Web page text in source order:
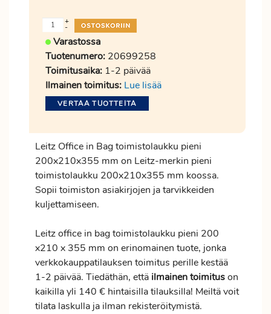
-
+
Varastossa
Tuotenumero: 20699258
Toimitusaika: 1-2 päivää
Ilmainen toimitus: Lue lisää
VERTAA TUOTTEITA
Leitz Office in Bag toimistolaukku pieni
200x210x355 mm on Leitz-merkin pieni
toimistolaukku 200x210x355 mm koossa.
Sopii toimiston asiakirjojen ja tarvikkeiden
kuljettamiseen.
Leitz office in bag toimistolaukku pieni 200
x210 x 355 mm on erinomainen tuote, jonka
verkkokauppatilauksen toimitus perille kestää
1-2 päivää. Tiedäthän, että ilmainentoimituson
kaikilla yli 140 € hintaisilla tilauksilla! Meiltä voit
tilata laskulla ja ilman rekisteröitymistä.